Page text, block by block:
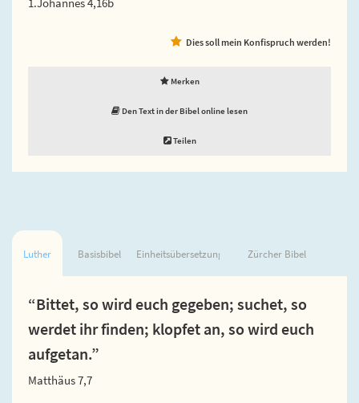
Dies soll mein Konfispruch werden!
Merken
Den Text in der Bibel online lesen
Teilen
Luther Basisbibel Einheitsübersetzung Zürcher Bibel
“Bittet, so wird euch gegeben; suchet, so
werdet ihr finden; klopfet an, so wird euch
aufgetan.”
Matthäus 7,7